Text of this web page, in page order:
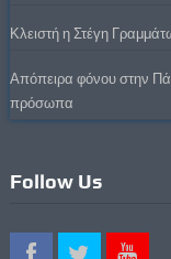
Κλειστή η Στέγη
Απόπειρα φόνου στην
πρόσωπα
Follow Us